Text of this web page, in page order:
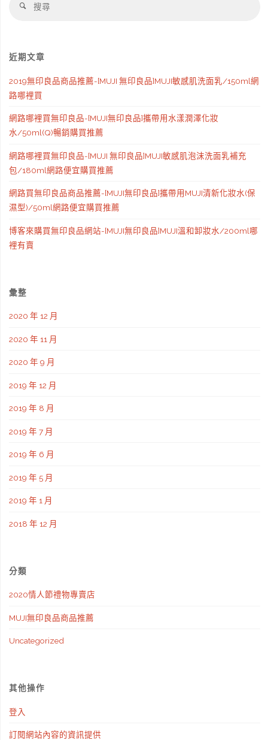
搜
近期文章
2019無印良品商品推薦-[MUJI 無印良品]MUJI敏感肌洗面乳/150ml網
路哪裡買
網路哪裡買無印良品-[MUJI無印良品]攜帶用水漾潤澤化妝
水/50ml(Q)暢銷購買推薦
網路哪裡買無印良品-[MUJI 無印良品]MUJI敏感肌泡沫洗面乳補充
包/180ml網路便宜購買推薦
網路買無印良品商品推薦-[MUJI無印良品]攜帶用MUJI清新化妝水(保
濕型)/50ml網路便宜購買推薦
博客來購買無印良品網站-[MUJI無印良品]MUJI溫和卸妝水/200ml哪
裡有賣
彙整
2020 年 12 月
2020 年 11 月
2020 年 9 月
2019 年 12 月
2019 年 8 月
2019 年 7 月
2019 年 6 月
2019 年 5 月
2019 年 1 月
2018 年 12 月
分類
2020情人節禮物專賣店
MUJI無印良品商品推薦
Uncategorized
其他操作
登入
訂閱網站內容的資訊提供